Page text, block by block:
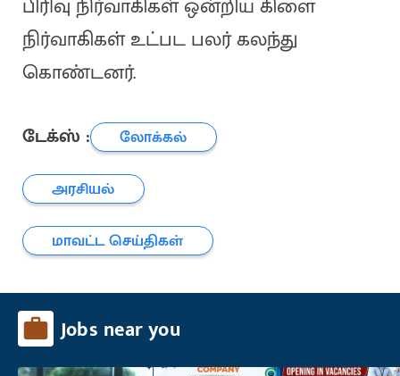
பிரிவு நிர்வாகிகள் ஒன்றிய கிளை
நிர்வாகிகள் உட்பட பலர் கலந்து
கொண்டனர்.
டேக்ஸ் :
லோக்கல்
அரசியல்
மாவட்ட செய்திகள்
Jobs near you